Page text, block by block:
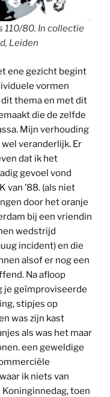
110/80. In collectie
Leiden
ene gezicht begint
vormen
thema en met dit
die de zelfde
Mijn verhouding
veranderlijk. Er
dat ik het
gevoel vond
van ’88. (als niet
door het oranje
bij een vriendin
wedstrijd
incident) en die
alsof er nog een
Na afloop
je geïmproviseerde
stipjes op
was zijn kast
als was het maar
een geweldige
ik niets van
toen